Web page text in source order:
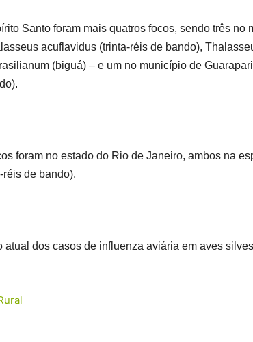
Santo foram mais quatros focos, sendo três no
acuflavidus (trinta-réis de bando),
(biguá) – e um no município de
foram no estado do Rio de Janeiro, ambos na
de bando).
atual dos casos de influenza aviária em aves